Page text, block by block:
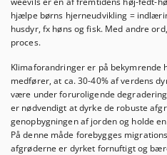
hjælpe børns hjerneudvikling =
husdyr, fx høns og fisk. Med andre
proces.
Klimaforandringer er på bekymrende
medfører, at ca. 30-40% af verdens
være under foruroligende
er nødvendigt at dyrke de robuste
genopbygningen af jorden og holde
På denne måde forebygges
afgrøderne er dyrket fornuftigt og